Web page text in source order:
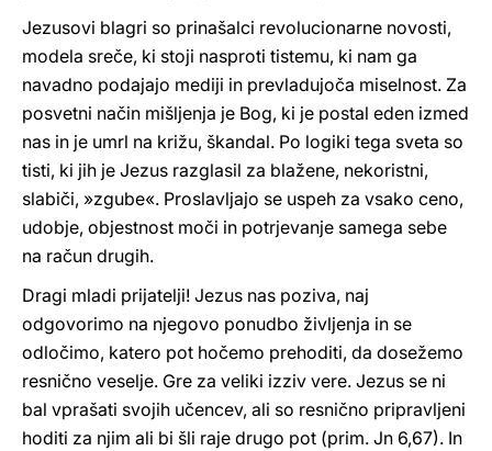
Jezusovi blagri so prinašalci revolucionarne novosti,
modela sreče, ki stoji nasproti tistemu, ki nam ga
navadno podajajo mediji in prevladujoča miselnost. Za
posvetni način mišljenja je Bog, ki je postal eden izmed
nas in je umrl na križu, škandal. Po logiki tega sveta so
tisti, ki jih je Jezus razglasil za blažene, nekoristni,
slabiči, »zgube«. Proslavljajo se uspeh za vsako ceno,
udobje, objestnost moči in potrjevanje samega sebe
na račun drugih.
Dragi mladi prijatelji! Jezus nas poziva, naj
odgovorimo na njegovo ponudbo življenja in se
odločimo, katero pot hočemo prehoditi, da dosežemo
resnično veselje. Gre za veliki izziv vere. Jezus se ni
bal vprašati svojih učencev, ali so resnično pripravljeni
hoditi za njim ali bi šli raje drugo pot (prim. Jn 6,67). In